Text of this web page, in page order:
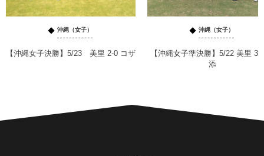
沖縄（女子）
【沖縄女子決勝】5/23 美里 2-0 コザ
沖縄（女子）
【沖縄女子準決勝】5/22 美里 3-
添